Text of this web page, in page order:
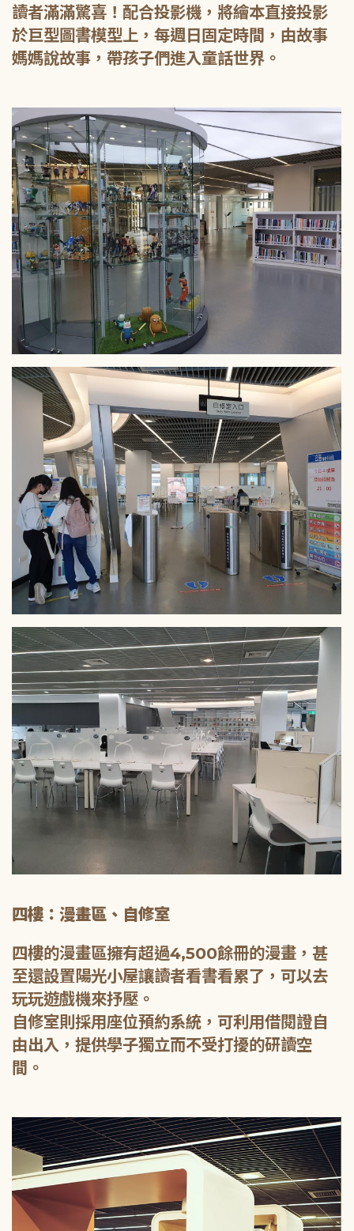
讀者滿滿驚喜！配合投影機，將繪本直接投影
於巨型圖書模型上，每週日固定時間，由故事
媽媽說故事，帶孩子們進入童話世界。
四樓：漫畫區、自修室
四樓的漫畫區擁有超過4,500餘冊的漫畫，甚
至還設置陽光小屋讓讀者看書看累了，可以去
玩玩遊戲機來抒壓。
自修室則採用座位預約系統，可利用借閱證自
由出入，提供學子獨立而不受打擾的研讀空
間。